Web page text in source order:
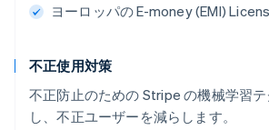
ヨーロッパの E-money (EMI)
不正使用対策
不正防止のための Stripe の機械学習
し、不正ユーザーを減らします。